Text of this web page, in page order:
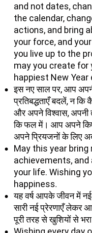
and not dates,
the calendar,
actions, and bring
your force, and
you live up to the
may you create for
happiest New Year
इस नए साल पर, आप
प्रतिबद्धताएँ बदलें, न कि
और अपने विश्वास,
कि फल में। आप अपने
अपने प्रियजनों के लिए
May this year bring
achievements,
your life. Wishing
happiness.
यह वर्ष आपके जीवन में नई
सारी नई प्रेरणाएँ लेकर
पूरी तरह से खुशियों से भरा